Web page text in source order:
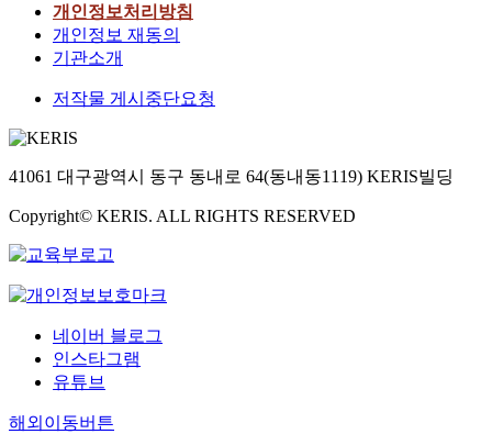
개인정보처리방침
개인정보 재동의
기관소개
저작물 게시중단요청
41061 대구광역시 동구 동내로 64(동내동1119) KERIS빌딩
Copyright© KERIS. ALL RIGHTS RESERVED
네이버 블로그
인스타그램
유튜브
해외이동버튼